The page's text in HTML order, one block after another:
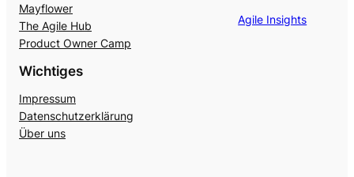
Mayflower
The Agile Hub
Product Owner Camp
Agile Insights
Wichtiges
Impressum
Datenschutzerklärung
Über uns